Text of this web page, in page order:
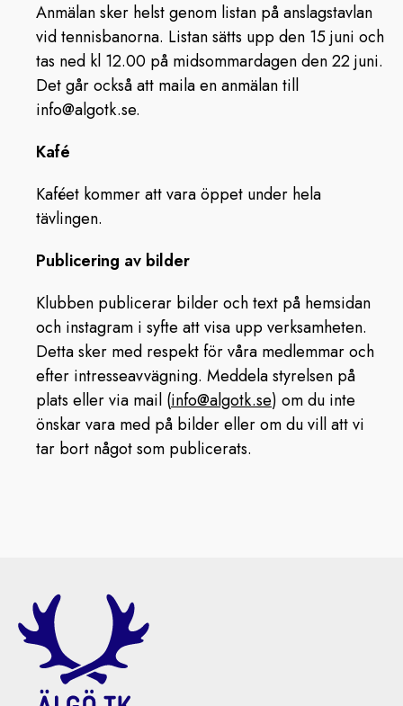
Anmälan sker helst genom listan på anslagstavlan
vid tennisbanorna. Listan sätts upp den 15 juni och
tas ned kl 12.00 på midsommardagen den 22 juni.
Det går också att maila en anmälan till
info@algotk.se.
Kafé
Kaféet kommer att vara öppet under hela
tävlingen.
Publicering av bilder
Klubben publicerar bilder och text på hemsidan
och instagram i syfte att visa upp verksamheten.
Detta sker med respekt för våra medlemmar och
efter intresseavvägning. Meddela styrelsen på
plats eller via mail (info@algotk.se) om du inte
önskar vara med på bilder eller om du vill att vi
tar bort något som publicerats.